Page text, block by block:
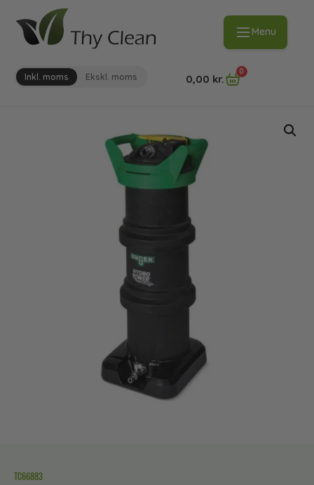
Menu
Inkl. moms Ekskl. moms 0,00 kr.
0
TC66883